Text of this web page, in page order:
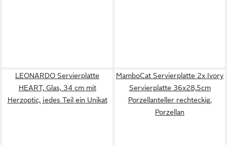
LEONARDO Servierplatte
HEART, Glas, 34 cm mit
Herzoptic, jedes Teil ein Unikat
MamboCat Servierplatte 2x Ivory
Servierplatte 36x28,5cm
Porzellanteller rechteckig,
Porzellan